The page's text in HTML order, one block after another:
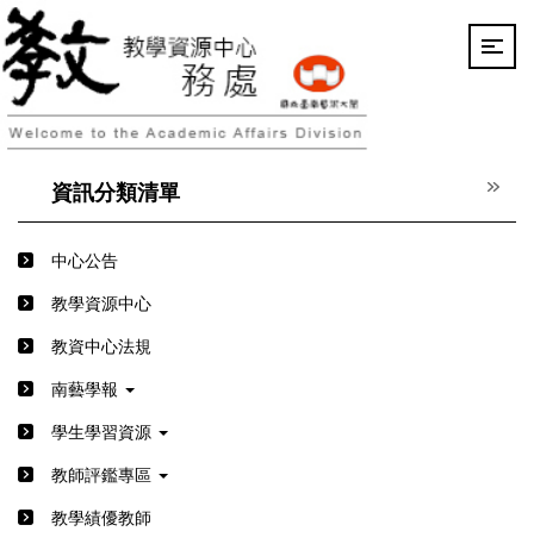
跳
到
主
要
內
容
資訊分類清單
中心公告
教學資源中心
教資中心法規
南藝學報
學生學習資源
教師評鑑專區
教學績優教師